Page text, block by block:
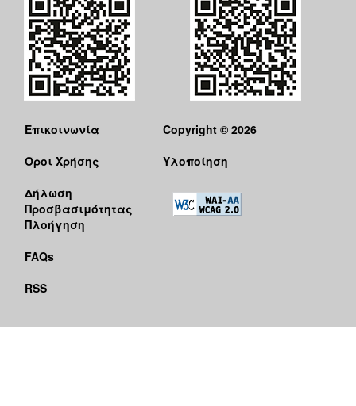
Επικοινωνία
Όροι Χρήσης
Δήλωση
Προσβασιμότητας
Πλοήγηση
FAQs
RSS
Copyright © 2026
Υλοποίηση